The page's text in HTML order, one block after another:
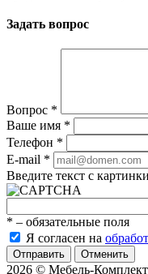
Задать вопрос
Вопрос *
Ваше имя *
Телефон *
E-mail *
Введите текст с картинки
* – обязательные поля
Я согласен на
Отменить
2026 © Мебель-